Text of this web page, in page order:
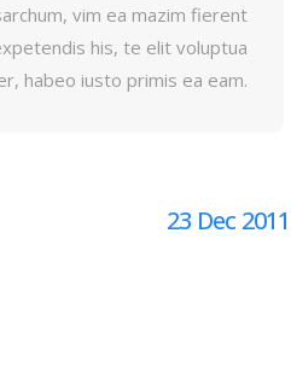
vim ea mazim fierent
his, te elit voluptua
habeo iusto primis ea eam.
23 Dec 2011